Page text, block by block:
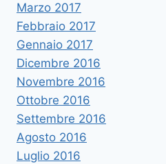
Marzo 2017
Febbraio 2017
Gennaio 2017
Dicembre 2016
Novembre 2016
Ottobre 2016
Settembre 2016
Agosto 2016
Luglio 2016